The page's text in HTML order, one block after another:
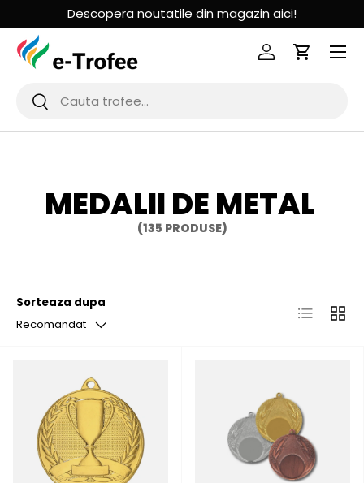
MERGI LA CONTINUT
Descopera noutatile din magazin aici!
Cauta
Cauta
Logheaza-te
Cos de
MEDALII DE METAL
(135 PRODUSE)
Sorteaza dupa
Recomandat
Lista Grila